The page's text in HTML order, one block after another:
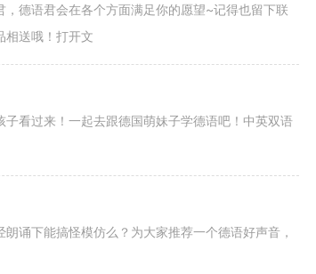
德语君会在各个方面满足你的愿望~记得也留下联
相送哦！打开文
看过来！一起去跟德国萌妹子学德语吧！中英双语
诵下能搞怪模仿么？为大家推荐一个德语好声音，